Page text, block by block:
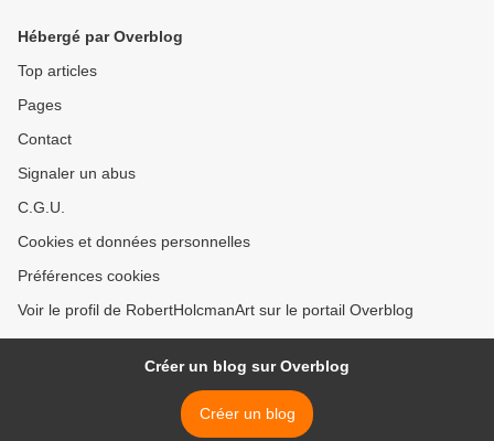
Hébergé par Overblog
Top articles
Pages
Contact
Signaler un abus
C.G.U.
Cookies et données personnelles
Préférences cookies
Voir le profil de RobertHolcmanArt sur le portail Overblog
Créer un blog sur Overblog
Créer un blog